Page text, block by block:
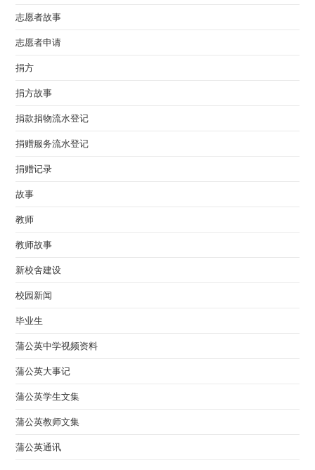
志愿者故事
志愿者申请
捐方
捐方故事
捐款捐物流水登记
捐赠服务流水登记
捐赠记录
故事
教师
教师故事
新校舍建设
校园新闻
毕业生
蒲公英中学视频资料
蒲公英大事记
蒲公英学生文集
蒲公英教师文集
蒲公英通讯